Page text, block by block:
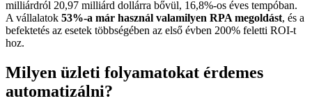
milliárdról 20,97 milliárd dollárra bővül, 16,8%-os éves tempóban.
A vállalatok 53%-a már használ valamilyen RPA megoldást, és a
befektetés az esetek többségében az első évben 200% feletti ROI-t
hoz.
Milyen üzleti folyamatokat érdemes
automatizálni?